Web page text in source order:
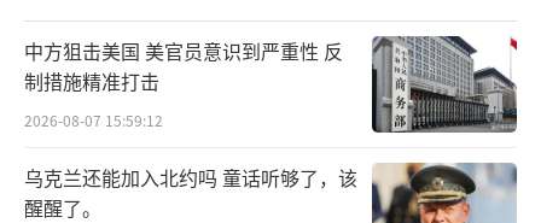
特朗普政府撤回此前施加的大部分高额关税
后，巴美关系有所缓和，但巴西并未因此削弱
与中国的经贸联系。分析人士指出，在大宗商
品出口结构高度依赖中国需求的现实面前，即
便政治立场偏右的政府，也很难在经济上作
中方狙击美国 美官员意识到严重性 反
制措施精准打击
2026-08-07 15:59:12
乌克兰还能加入北约吗 童话听够了，该
醒醒了。